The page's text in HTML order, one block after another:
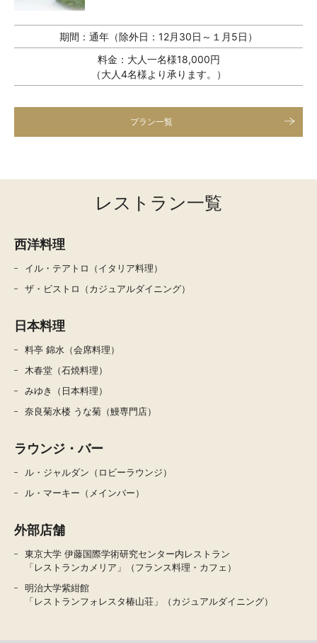
期間： 通年（除外日：12月30日～１月5日）
料金： 大人一名様18,000円
（大人4名様より承ります。）
プラン一覧
レストラン一覧
西洋料理
イル・テアトロ（イタリア料理）
ザ・ビストロ（カジュアルダイニング）
日本料理
料亭 錦水（会席料理）
木春堂（石焼料理）
みゆき（日本料理）
奈良菊水楼 うな菊（鰻専門店）
ラウンジ・バー
ル・ジャルダン（ロビーラウンジ）
ル・マーキー（メインバー）
外部店舗
東京大学 伊藤国際学術研究センター内レストラン
「レストランカメリア」（フランス料理・カフェ）
明治大学紫紺館
「レストランフォレスタ椿山荘」（カジュアルダイニング）